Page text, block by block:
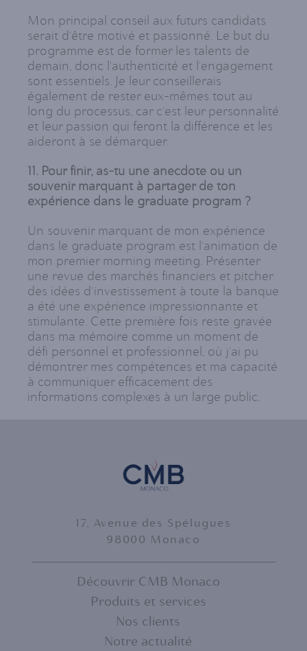
Mon principal conseil aux futurs candidats
serait d'être motivé et passionné. Le but du
programme est de former les talents de
demain, donc l'authenticité et l'engagement
sont essentiels. Je leur conseillerais
également de rester eux-mêmes tout au
long du processus, car c'est leur personnalité
et leur passion qui feront la différence et les
aideront à se démarquer.
11. Pour finir, as-tu une anecdote ou un
souvenir marquant à partager de ton
expérience dans le graduate program ?
Un souvenir marquant de mon expérience
dans le graduate program est l'animation de
mon premier morning meeting. Présenter
une revue des marchés financiers et pitcher
des idées d'investissement à toute la banque
a été une expérience impressionnante et
stimulante. Cette première fois reste gravée
dans ma mémoire comme un moment de
défi personnel et professionnel, où j'ai pu
démontrer mes compétences et ma capacité
à communiquer efficacement des
informations complexes à un large public.
17, Avenue des Spélugues
98000 Monaco
FOOTER
MENU
Découvrir CMB Monaco
Produits et services
Nos clients
Notre actualité